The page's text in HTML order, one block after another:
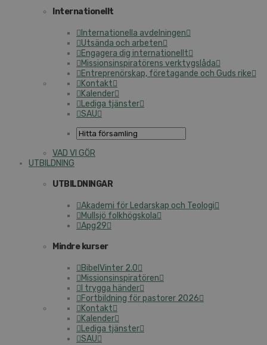
Internationellt
Internationella avdelningen
Utsända och arbeten
Engagera dig internationellt
Missionsinspiratörens verktygslåda
Entreprenörskap, företagande och Guds rike
Kontakt
Kalender
Lediga tjänster
SAU
VAD VI GÖR
UTBILDNING
UTBILDNINGAR
Akademi för Ledarskap och Teologi
Mullsjö folkhögskola
Apg29
Mindre kurser
BibelVinter 2.0
Missionsinspiratören
I trygga händer
Fortbildning för pastorer 2026
Kontakt
Kalender
Lediga tjänster
SAU